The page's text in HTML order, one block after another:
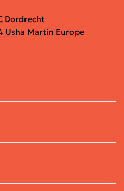
Dordrecht
Usha Martin Europe